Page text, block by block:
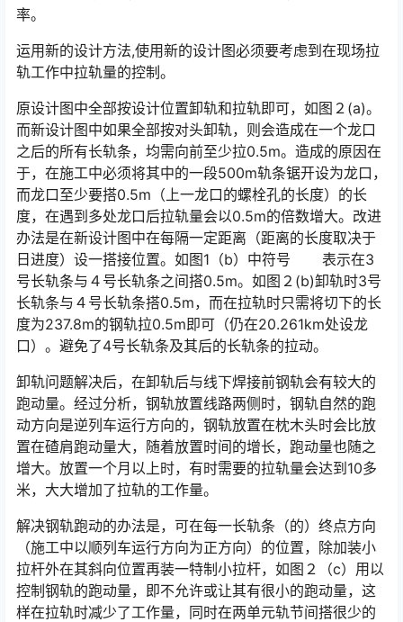
率。󠅅󠅃󠄵󠅂󠄪󠇖󠆨󠆨󠇕󠆞󠆒󠅬󠇘󠆭󠆘󠇙󠆝󠅵󠇗󠆭󠆁󠄐󠇗󠅹󠅸󠇖󠆍󠅳󠇖󠅹󠅰󠇖󠆌󠅹
运用新的设计方法,使用新的设计图必须要考虑到在现场拉
轨工作中拉轨量的控制。
原设计图中全部按设计位置卸轨和拉轨即可，如图２(a)。
而新设计图中如果全部按对头卸轨，则会造成在一个龙口
之后的所有长轨条，均需向前至少拉0.5m。造成的原因在
于，在施工中必须将其中的一段500m轨条锯开设为龙口，
而龙口至少要搭0.5m（上一龙口的螺栓孔的长度）的长
度，在遇到多处龙口后拉轨量会以0.5m的倍数增大。改进
办法是在新设计图中在每隔一定距离（距离的长度取决于
日进度）设一搭接位置。如图1（b）中符号 表示在3
号长轨条与４号长轨条之间搭0.5m。如图２(b)卸轨时3号
长轨条与４号长轨条搭0.5m，而在拉轨时只需将切下的长
度为237.8m的钢轨拉0.5m即可（仍在20.261km处设龙
口）。避免了4号长轨条及其后的长轨条的拉动。󠅅󠅃󠄵󠅂󠄪󠇖󠆨󠆨󠇕󠆞󠆒󠅬󠇘󠆭󠆘󠇙󠆝󠅵󠇗󠆭󠆁󠄐󠇗󠅹󠅸󠇖󠆍󠅳󠇖󠅹󠅰󠇖󠆌󠅹
卸轨问题解决后，在卸轨后与线下焊接前钢轨会有较大的
跑动量。经过分析，钢轨放置线路两侧时，钢轨自然的跑
动方向是逆列车运行方向的，钢轨放置在枕木头时会比放
置在碴肩跑动量大，随着放置时间的增长，跑动量也随之
增大。放置一个月以上时，有时需要的拉轨量会达到10多
米，大大增加了拉轨的工作量。󠅅󠅃󠄵󠅂󠄪󠇖󠆨󠆨󠇕󠆞󠆒󠅬󠇘󠆭󠆘󠇙󠆝󠅵󠇗󠆭󠆁󠄐󠇗󠅹󠅸󠇖󠆍󠅳󠇖󠅹󠅰󠇖󠆌󠅹
解决钢轨跑动的办法是，可在每一长轨条（的）终点方向
（施工中以顺列车运行方向为正方向）的位置，除加装小
拉杆外在其斜向位置再装一特制小拉杆，如图２（c）用以
控制钢轨的跑动量，即不允许或让其有很小的跑动量，这
样在拉轨时减少了工作量，同时在两单元轨节间搭很少的